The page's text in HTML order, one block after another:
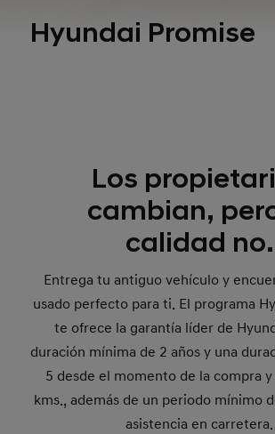
Hyundai Promise
Los
cambian,
calidad no.
Entrega tu antiguo vehículo y
usado perfecto para ti. El programa
te ofrece la garantía líder de
duración mínima de 2 años y una
5 desde el momento de la compra
kms., además de un periodo mínimo
asistencia en carretera.